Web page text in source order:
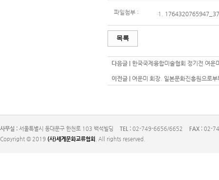
파일첨부 : 1.
목록
다음글 | 한국국제융합미술협회 정기전 여
이전글 | 여운미 회장. 일본문화진흥원으로
사무실 : 서울특별시 동대문구 한천로 103 백석빌딩 TEL : 02-749-6656/6652 FAX : 02-
Copyright © 2019 (사)세계문화교류협회 . All rights reserved.